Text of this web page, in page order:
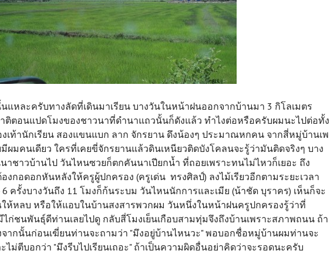
แหละครับทางลัดที่เดินมาเรียน บางวันในหน้าฝนออกจากบ้านมา 3 กิโลเมตร
าติตอนแปดโมงของชาวนาที่ดำนาแถวนั้นก็ดังแล้ว ทำไงต่อหรือครับผมนะไปต่อทั้ง
เท้านักเรียน สองแขนแบก ลาก จักรยาน ดึงน้องๆ ประมาณหกคน จากสี่หมู่บ้านเพ
ผมคนเดียว ใครที่เคยขี่จักรยานแล้วดินเหนียวติดบังโคลนจะรู้ว่ามันติดจริงๆ บาง
าชาวบ้านไป วันไหนซวยก็ตกคันนาเปียกน้ำ ที่ถอยเพราะทนไม่ไหวก็เยอะ ถึง
องกอดอกหันหลังให้ครูผู้ปกครอง (ครูเด่น ทรงศิลป์) ลงไม้เรียวอีกตามระยะเวลา
ครั้งบางวันถึง 11 โมงก็ก้นระบม วันไหนนักการและเมีย (น้าชัด บุราคร) เห็นก็จะ
หลบ หรือให้แอบในบ้านสงสารพวกผม วันหนึ่งในหน้าฝนครูปกครองรู้ว่าที่
ก่ชนพันธุ์ดีท่านเลยไปดู กลับสี่โมงเย็นเกือบสามทุ่มจึงถึงบ้านเพราะสภาพถนน ถ้า
ากนั้นก่อนเฆี่ยนท่านจะถามว่า "มึงอยู่บ้านไหนวะ" พอบอกชื่อหมู่บ้านผมท่านจะ
ไม่ตีบอกว่า "มึงรีบไปเรียนเถอะ" ถ้าเป็นความผิดอื่นอย่าคิดว่าจะรอดนะครับ